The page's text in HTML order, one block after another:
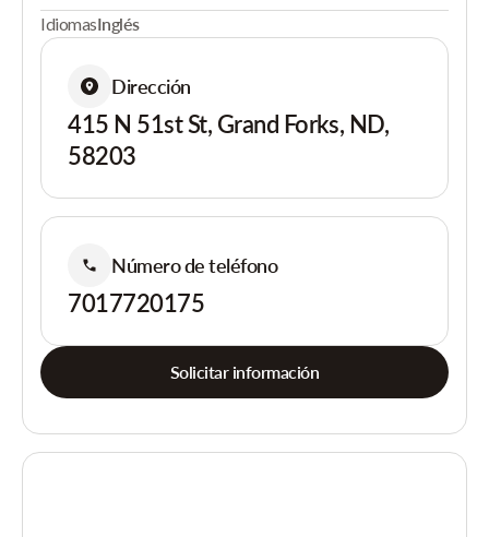
IdiomasInglés
Dirección
415 N 51st St, Grand Forks, ND,
58203
Número de teléfono
7017720175
Solicitar información